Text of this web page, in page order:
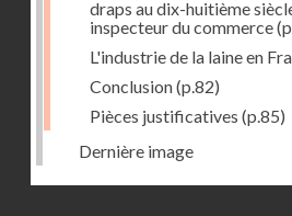
draps au dix-huitième
inspecteur du commerce
L'industrie de la laine en
Conclusion(p.82)
Pièces justificatives (p.85)
Dernière image